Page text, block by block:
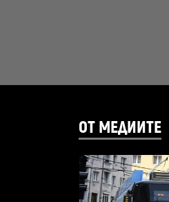
ОТ МЕДИИТЕ